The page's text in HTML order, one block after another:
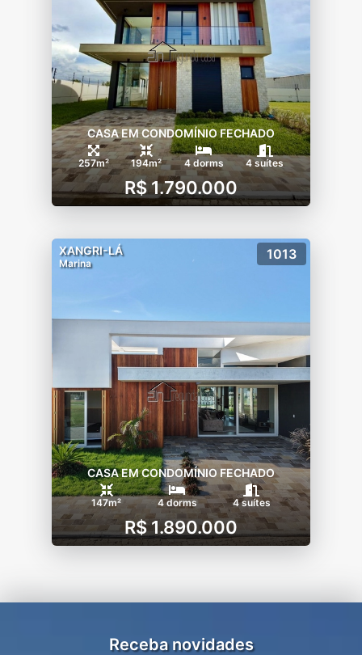
CASA EM CONDOMÍNIO FECHADO
257m² 194m² 4 dorms 4 suítes
R$ 1.790.000
XANGRI-LÁ
Marina
1013
CASA EM CONDOMÍNIO FECHADO
147m² 4 dorms 4 suítes
R$ 1.890.000
Receba novidades